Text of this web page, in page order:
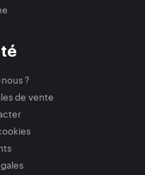
?
de vente